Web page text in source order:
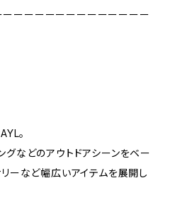
ーーーーーーーーーーーーー
。
グなどのアウトドアシーンをベー
リーなど幅広いアイテムを展開し